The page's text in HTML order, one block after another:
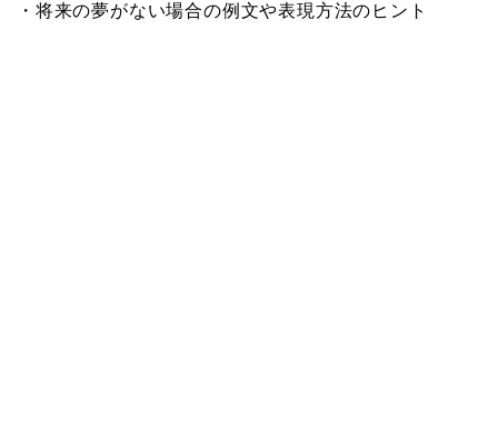
・将来の夢がない場合の例文や表現方法のヒント